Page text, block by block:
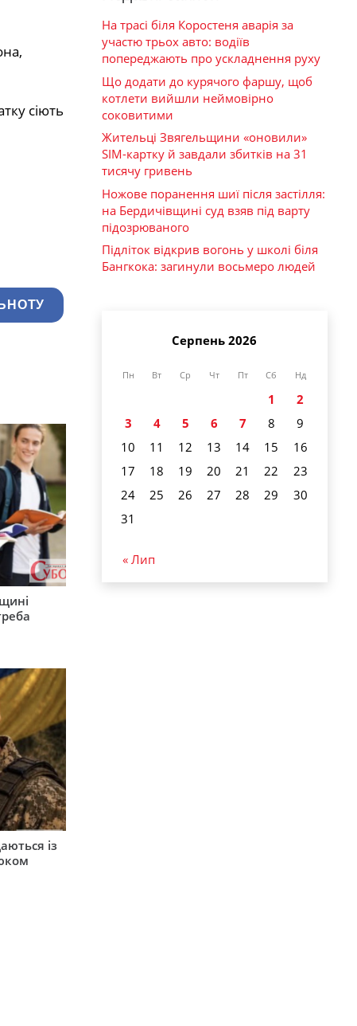
сіють
із
На трасі біля Коростеня аварія за
участю трьох авто: водіїв
попереджають про ускладнення руху
Що додати до курячого фаршу, щоб
котлети вийшли неймовірно
соковитими
Жительці Звягельщини «оновили»
SIM-картку й завдали збитків на 31
тисячу гривень
Ножове поранення шиї після застілля:
на Бердичівщині суд взяв під варту
підозрюваного
Підліток відкрив вогонь у школі біля
Бангкока: загинули восьмеро людей
Серпень 2026
Пн Вт Ср Чт Пт Сб Нд
1
2
3
4 5 6 7 8
9
10
11 12 13 14 15
16
17
18 19 20 21 22
23
24
25 26 27 28 29
30
31
« Лип